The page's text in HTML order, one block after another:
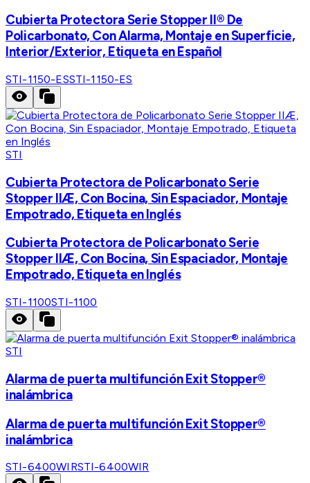
Cubierta Protectora Serie Stopper II® De
Policarbonato, Con Alarma, Montaje en Superficie,
Interior/Exterior, Etiqueta en Español
STI-1150-ESSTI-1150-ES
STI
Cubierta Protectora de Policarbonato Serie
Stopper IIÆ, Con Bocina, Sin Espaciador, Montaje
Empotrado, Etiqueta en Inglés
Cubierta Protectora de Policarbonato Serie
Stopper IIÆ, Con Bocina, Sin Espaciador, Montaje
Empotrado, Etiqueta en Inglés
STI-1100STI-1100
STI
Alarma de puerta multifunción Exit Stopper®
inalámbrica
Alarma de puerta multifunción Exit Stopper®
inalámbrica
STI-6400WIRSTI-6400WIR